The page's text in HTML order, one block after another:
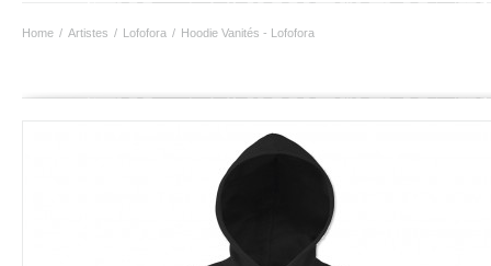
Home / Artistes / Lofofora / Hoodie Vanités - Lofofora